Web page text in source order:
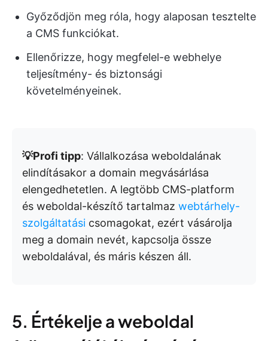
Győződjön meg róla, hogy alaposan tesztelte
a CMS funkciókat.
Ellenőrizze, hogy megfelel-e webhelye
teljesítmény- és biztonsági
követelményeinek.
💡Profi tipp: Vállalkozása weboldalának
elindításakor a domain megvásárlása
elengedhetetlen. A legtöbb CMS-platform
és weboldal-készítő tartalmaz webtárhely-
szolgáltatási csomagokat, ezért vásárolja
meg a domain nevét, kapcsolja össze
weboldalával, és máris készen áll.
5. Értékelje a weboldal